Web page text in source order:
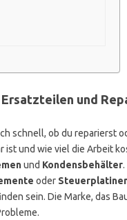
und
schnell, ob du reparierst
und wie viel die Arbeit
und Kondensbehälter.
oder
sein. Die Marke, das